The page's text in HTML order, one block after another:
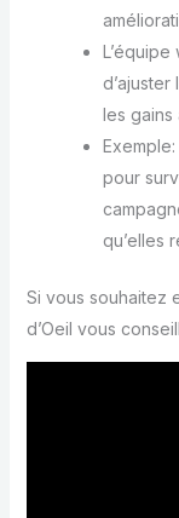
les gains
pour
qu’elles
Si vous souhaitez
d’Oeil vous